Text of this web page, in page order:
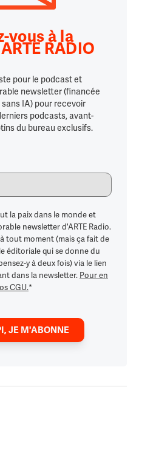
vous à la
RADIO
pour le podcast et
newsletter (financée
IA) pour recevoir
podcasts, avant-
du bureau exclusifs.
la paix dans le monde et
newsletter d'ARTE Radio.
tout moment (mais ça fait de
éditoriale qui se donne du
y à deux fois) via le lien
dans la newsletter. Pour en
CGU.*
JE M'ABONNE